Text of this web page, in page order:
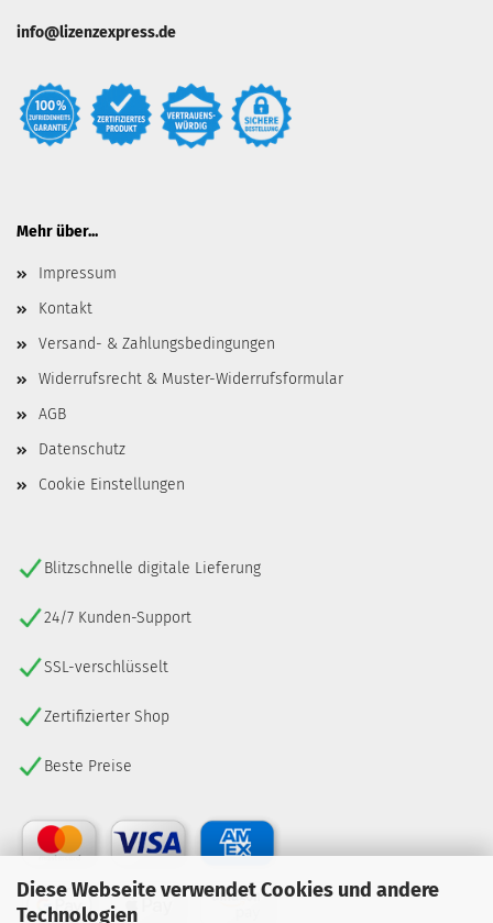
Diese Webseite verwendet Cookies und andere
Technologien
info@lizenzexpress.de
Mehr über...
Impressum
Kontakt
Versand- & Zahlungsbedingungen
Widerrufsrecht & Muster-Widerrufsformular
AGB
Datenschutz
Cookie Einstellungen
Blitzschnelle digitale Lieferung
24/7 Kunden-Support
SSL-verschlüsselt
Zertifizierter Shop
Beste Preise